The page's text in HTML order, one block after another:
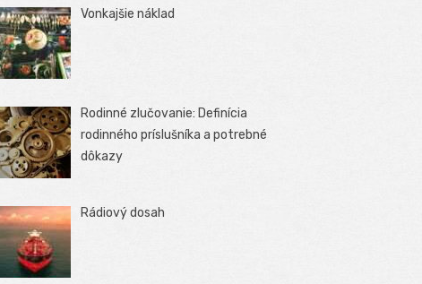
Vonkajšie náklad
Rodinné zlučovanie: Definícia
rodinného príslušníka a potrebné
dôkazy
Rádiový dosah